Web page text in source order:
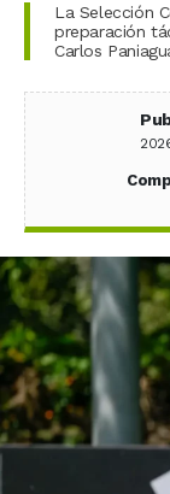
La Selección
preparación
Carlos